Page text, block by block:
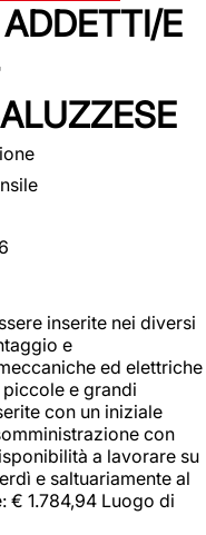
E
inserite nei diversi
e
ed elettriche
e grandi
con un iniziale
con
a lavorare su
e saltuariamente al
€ 1.784,94 Luogo di